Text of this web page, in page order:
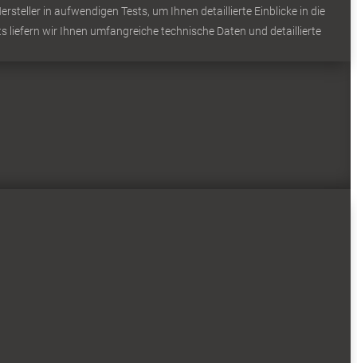
in aufwendigen Tests, um Ihnen detaillierte Einblicke in die
liefern wir Ihnen umfangreiche technische Daten und detaillierte